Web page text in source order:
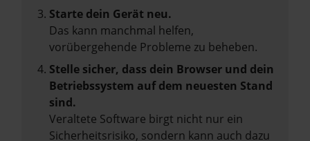
Starte dein Gerät neu.
Das kann manchmal helfen,
vorübergehende Probleme zu beheben.
Stelle sicher, dass dein Browser und dein
Betriebssystem auf dem neuesten Stand
sind.
Veraltete Software birgt nicht nur ein
Sicherheitsrisiko, sondern kann auch dazu